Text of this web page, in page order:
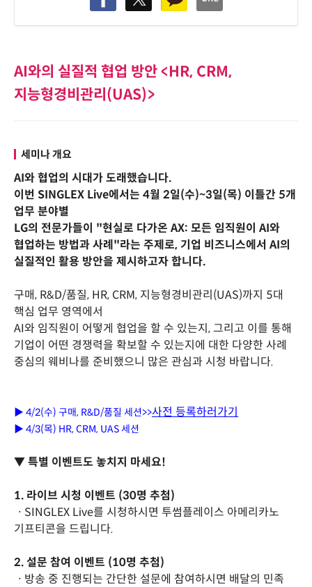
AI와의 실질적 협업 방안 <HR, CRM,
지능형경비관리(UAS)>
세미나 개요
AI와 협업의 시대가 도래했습니다.
이번 SINGLEX Live에서는 4월 2일(수)~3일(목) 이틀간 5개
업무 분야별
LG의 전문가들이 "현실로 다가온 AX: 모든 임직원이 AI와
협업하는 방법과 사례"라는 주제로, 기업 비즈니스에서 AI의
실질적인 활용 방안을 제시하고자 합니다.
구매, R&D/품질, HR, CRM, 지능형경비관리(UAS)까지 5대
핵심 업무 영역에서
AI와 임직원이 어떻게 협업을 할 수 있는지, 그리고 이를 통해
기업이 어떤 경쟁력을 확보할 수 있는지에 대한 다양한 사례
중심의 웨비나를 준비했으니 많은 관심과 시청 바랍니다.
▶ 4/2(수) 구매, R&D/품질 세션>>사전 등록하러가기
▶ 4/3(목) HR, CRM, UAS 세션
▼ 특별 이벤트도 놓치지 마세요!
1. 라이브 시청 이벤트 (30명 추첨)
ㆍSINGLEX Live를 시청하시면 투썸플레이스 아메리카노
기프티콘을 드립니다.
2. 설문 참여 이벤트 (10명 추첨)
ㆍ방송 중 진행되는 간단한 설문에 참여하시면 배달의 민족